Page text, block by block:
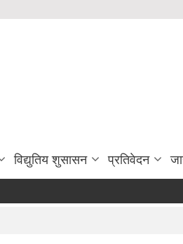
विद्युतिय शुसासन प्रतिवेदन